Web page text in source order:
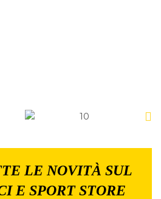
LE NOVITÀ SUL
E SPORT STORE